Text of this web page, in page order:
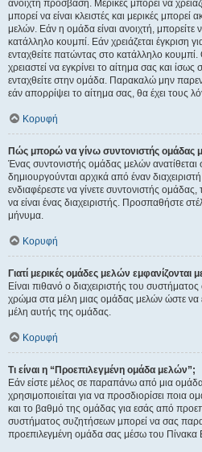
ανοιχτή πρόσβαση. Μερικές μπορεί να
μπορεί να είναι κλειστές και μερικές μπορεί
μελών. Εάν η ομάδα είναι ανοιχτή, μπορείτε
κατάλληλο κουμπί. Εάν χρειάζεται έγκριση
ενταχθείτε πατώντας στο κατάλληλο
χρειαστεί να εγκρίνει το αίτημα σας και ίσως
ενταχθείτε στην ομάδα. Παρακαλώ μην
εάν απορρίψει το αίτημα σας, θα έχει τους
Κορυφή
Πώς μπορώ να γίνω συντονιστής ομάδας
Ένας συντονιστής ομάδας μελών
δημιουργούνται αρχικά από έναν
ενδιαφέρεστε να γίνετε συντονιστής
να είναι ένας διαχειριστής. Προσπαθήστε
μήνυμα.
Κορυφή
Γιατί μερικές ομάδες μελών εμφανίζονται
Είναι πιθανό ο διαχειριστής του
χρώμα στα μέλη μιας ομάδας μελών ώστε να
μέλη αυτής της ομάδας.
Κορυφή
Τι είναι η “Προεπιλεγμένη ομάδα μελών”;
Εάν είστε μέλος σε παραπάνω από μια
χρησιμοποιείται για να προσδιορίσει ποια
και το βαθμό της ομάδας για εσάς από
συστήματος συζητήσεων μπορεί να σας
προεπιλεγμένη ομάδα σας μέσω του Πίνακα